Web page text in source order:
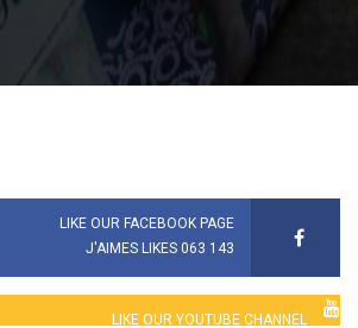
LIKE OUR FACEBOOK PAGE
143 063 J'AIMES LIKES
LIKE OUR YOUTUBE CHANNEL